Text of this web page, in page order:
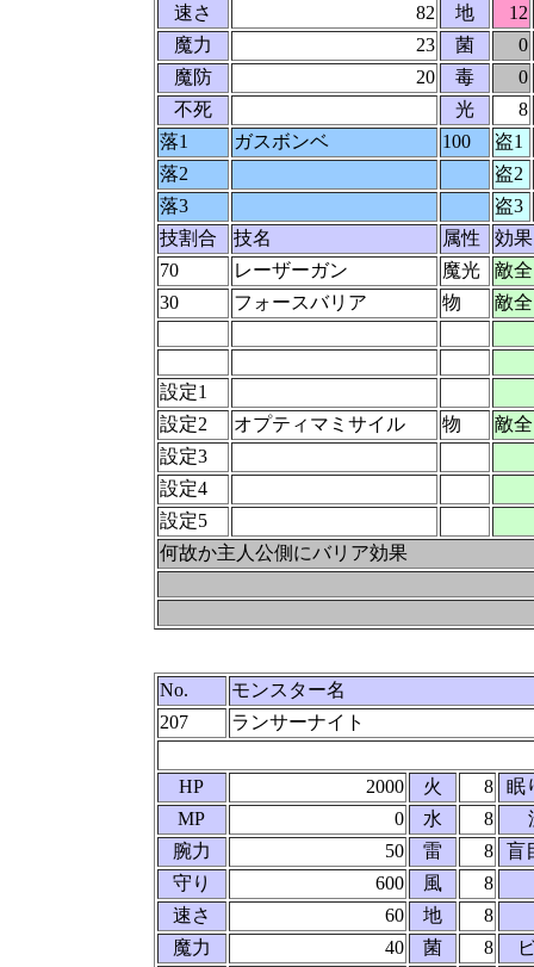
速さ 82 地
12
魔力
23 菌
0
魔防
20 毒
0
不死
光
8
落1
ガスボンベ 100
盗1
落2
盗2
落3
盗3
技割合
技名 属性
効果
70
レーザーガン 魔光
敵全
30
フォースバリア 物 敵
設定1
設定2
オプティマミサイル 物
敵全
設定3
設定4
設定5
何故か主人公側にバリア効果
No.
モンスター名
207
ランサーナイト
HP 2000 火 8
眠
MP
0 水 8
腕力
50 雷 8
盲
守り
600 風
8
速さ
60 地
8
魔力
40 菌 8